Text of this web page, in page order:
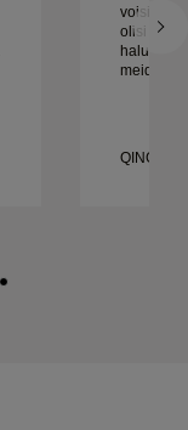
voisi
olisi
meidän
QING JI,